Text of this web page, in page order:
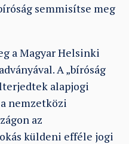
semmisítse meg
a Magyar Helsinki
A „bíróság
alapjogi
nemzetközi
az
küldeni efféle jogi